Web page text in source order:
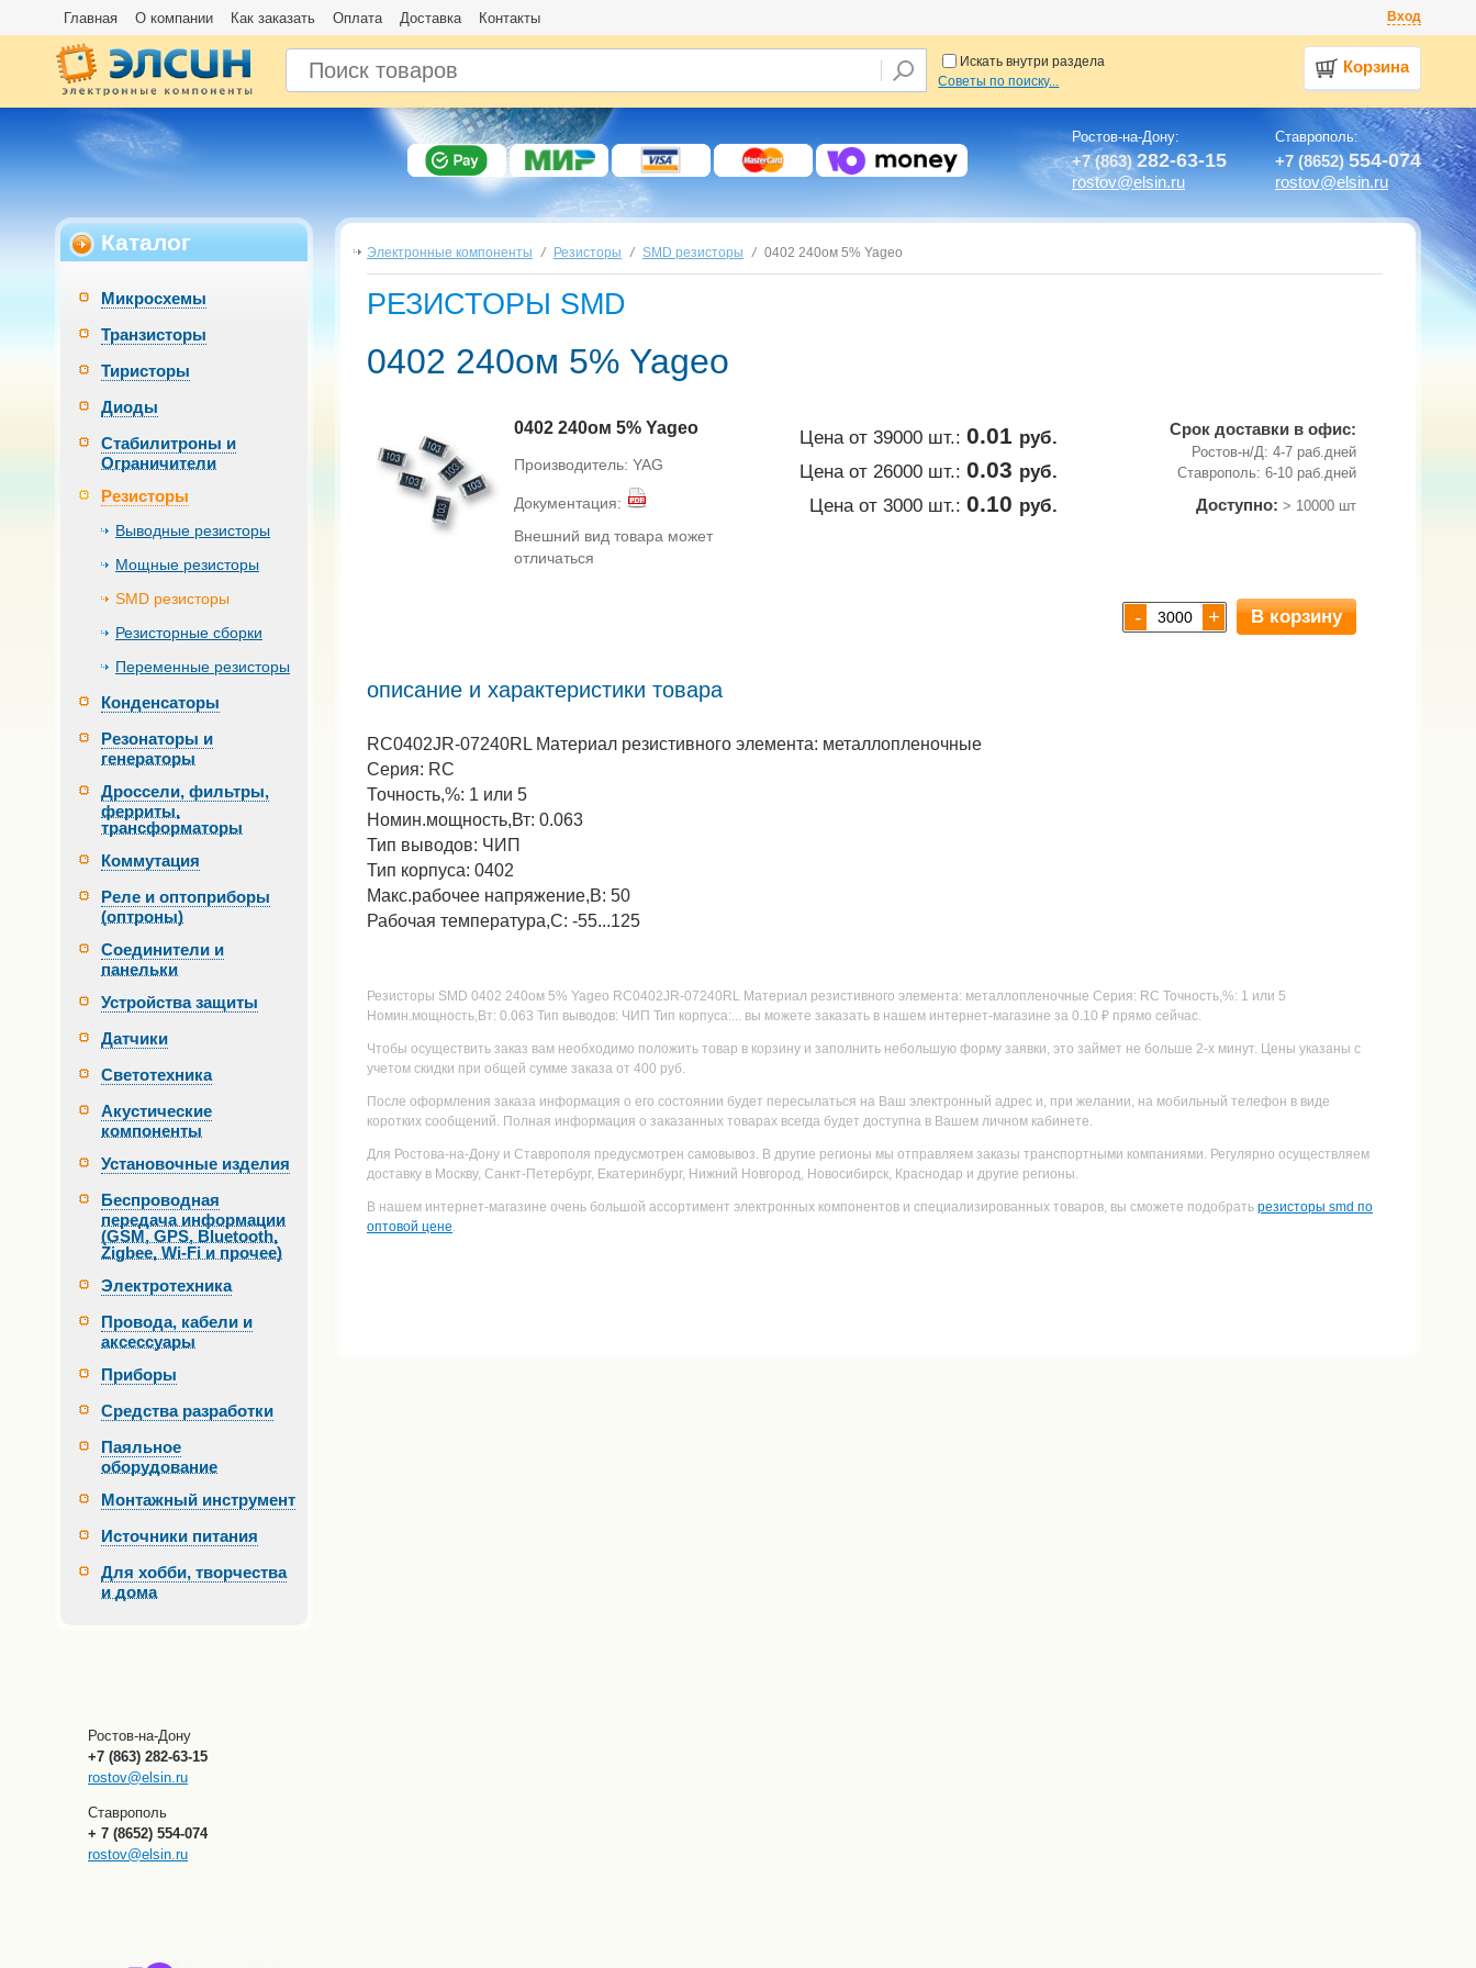
Главная О компании Как заказать Оплата Доставка Контакты Вход
Искать внутри раздела
Советы по поиску...
Корзина
Ростов-на-Дону:
+7 (863)282-63-15
rostov@elsin.ru
Ставрополь:
+7 (8652)554-074
rostov@elsin.ru
Каталог
Микросхемы
Транзисторы
Тиристоры
Диоды
Стабилитроны и
Ограничители
Резисторы
Выводные резисторы
Мощные резисторы
SMD резисторы
Резисторные сборки
Переменные резисторы
Конденсаторы
Резонаторы и
генераторы
Дроссели, фильтры,
ферриты,
трансформаторы
Коммутация
Реле и оптоприборы
(оптроны)
Соединители и
панельки
Устройства защиты
Датчики
Светотехника
Акустические
компоненты
Установочные изделия
Беспроводная
передача информации
(GSM, GPS, Bluetooth,
Zigbee, Wi-Fi и прочее)
Электротехника
Провода, кабели и
аксессуары
Приборы
Средства разработки
Паяльное
оборудование
Монтажный инструмент
Источники питания
Для хобби, творчества
и дома
Ростов-на-Дону
+7 (863) 282-63-15
rostov@elsin.ru
Ставрополь
+ 7 (8652) 554-074
rostov@elsin.ru
Электронные компоненты / Резисторы / SMD резисторы / 0402 240ом 5% Yageo
РЕЗИСТОРЫ SMD
0402 240ом 5% Yageo
0402 240ом 5% Yageo
Производитель: YAG
Документация:
Внешний вид товара может
отличаться
Цена от 39000 шт.: 0.01 руб.
Цена от 26000 шт.: 0.03 руб.
Цена от 3000 шт.: 0.10 руб.
Срок доставки в офис:
Ростов-н/Д: 4-7 раб.дней
Ставрополь: 6-10 раб.дней
Доступно: > 10000 шт
+
- В корзину
описание и характеристики товара
RC0402JR-07240RL Материал резистивного элемента: металлопленочные
Серия: RC
Точность,%: 1 или 5
Номин.мощность,Вт: 0.063
Тип выводов: ЧИП
Тип корпуса: 0402
Макс.рабочее напряжение,В: 50
Рабочая температура,С: -55...125
Резисторы SMD 0402 240ом 5% Yageo RC0402JR-07240RL Материал резистивного элемента: металлопленочные Серия: RC Точность,%: 1 или 5
Номин.мощность,Вт: 0.063 Тип выводов: ЧИП Тип корпуса:... вы можете заказать в нашем интернет-магазине за 0.10 ₽ прямо сейчас.
Чтобы осуществить заказ вам необходимо положить товар в корзину и заполнить небольшую форму заявки, это займет не больше 2-х минут. Цены указаны с
учетом скидки при общей сумме заказа от 400 руб.
После оформления заказа информация о его состоянии будет пересылаться на Ваш электронный адрес и, при желании, на мобильный телефон в виде
коротких сообщений. Полная информация о заказанных товарах всегда будет доступна в Вашем личном кабинете.
Для Ростова-на-Дону и Ставрополя предусмотрен самовывоз. В другие регионы мы отправляем заказы транспортными компаниями. Регулярно осуществляем
доставку в Москву, Санкт-Петербург, Екатеринбург, Нижний Новгород, Новосибирск, Краснодар и другие регионы.
В нашем интернет-магазине очень большой ассортимент электронных компонентов и специализированных товаров, вы сможете подобрать резисторы smd по
оптовой цене.